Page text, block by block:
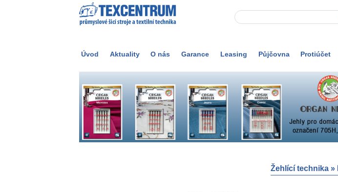
Úvod Aktuality O nás Garance Leasing Půjčovna Protiúčet
Žehlící technika»